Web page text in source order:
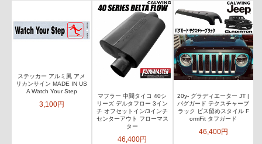
ステッカー アルミ風 アメ
リカンサイン MADE IN US
A Watch Your Step
3,100円
マフラー 中間タイコ 40シ
リーズ デルタフロー 3イン
チ オフセットイン/3インチ
センターアウト フローマス
ター
46,400円
20y- グラディエーター JT |
バグガード テクスチャーブ
ラック ビス留めスタイル F
ormFit タフガード
46,400円